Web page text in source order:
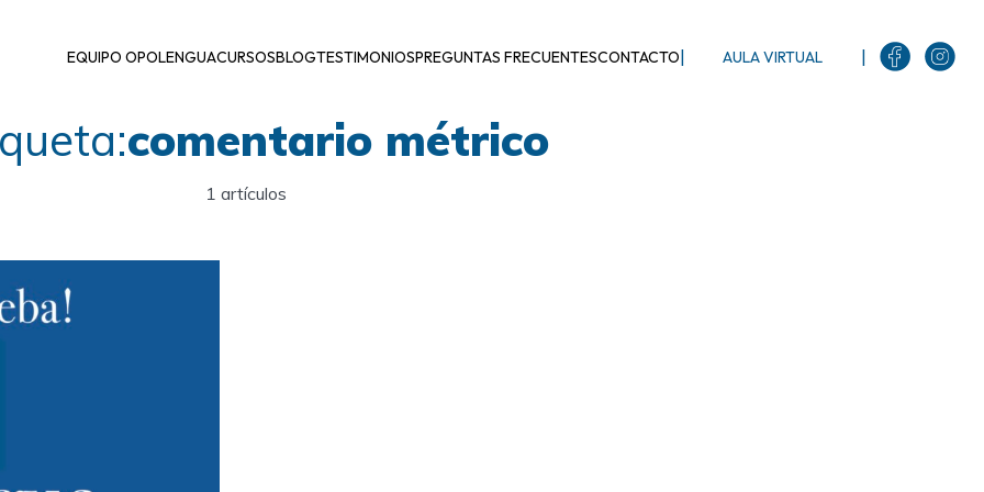
EQUIPO OPOLENGUACURSOSBLOGTESTIMONIOSPREGUNTAS FRECUENTESCONTACTO| AULA VIRTUAL |
comentario métrico
1 artículos